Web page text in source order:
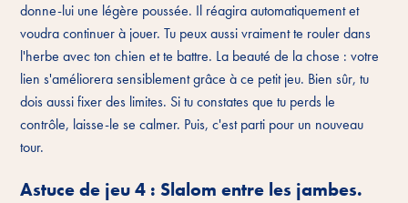
donne-lui une légère poussée. Il réagira automatiquement et
voudra continuer à jouer. Tu peux aussi vraiment te rouler dans
l'herbe avec ton chien et te battre. La beauté de la chose : votre
lien s'améliorera sensiblement grâce à ce petit jeu. Bien sûr, tu
dois aussi fixer des limites. Si tu constates que tu perds le
contrôle, laisse-le se calmer. Puis, c'est parti pour un nouveau
tour.
Astuce de jeu 4 : Slalom entre les jambes.